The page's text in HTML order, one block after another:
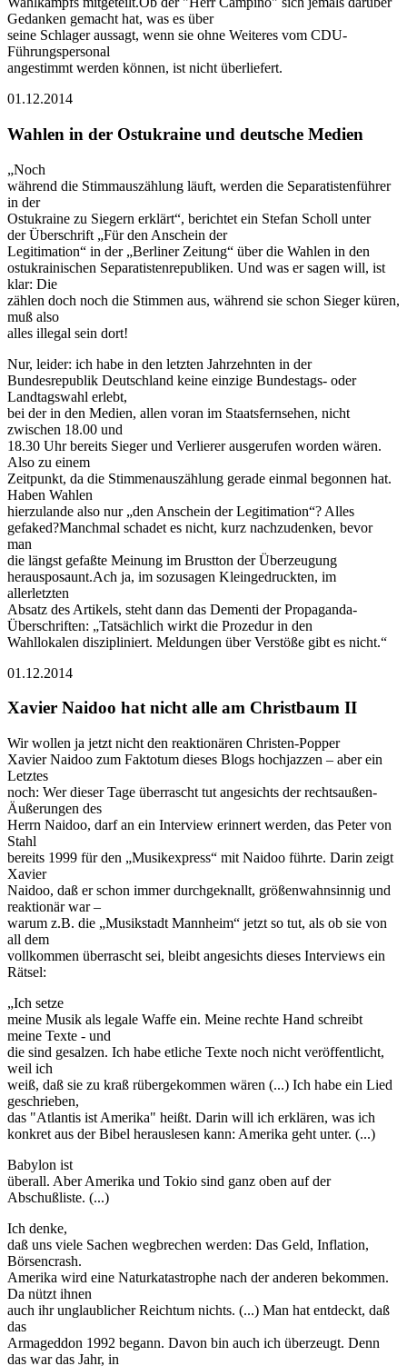
Gedanken gemacht hat, was es über
seine Schlager aussagt, wenn sie ohne Weiteres vom CDU-
Führungspersonal
angestimmt werden können, ist nicht überliefert.
01.12.2014
Wahlen in der Ostukraine und deutsche Medien
„Noch
während die Stimmauszählung läuft, werden die Separatistenführer
in der
Ostukraine zu Siegern erklärt“, berichtet ein Stefan Scholl unter
der Überschrift „Für den Anschein der
Legitimation“ in der „Berliner Zeitung“ über die Wahlen in den
ostukrainischen Separatistenrepubliken. Und was er sagen will, ist
klar: Die
zählen doch noch die Stimmen aus, während sie schon Sieger küren,
muß also
alles illegal sein dort!
Nur, leider: ich habe in den letzten Jahrzehnten in der
Bundesrepublik Deutschland keine einzige Bundestags- oder
Landtagswahl erlebt,
bei der in den Medien, allen voran im Staatsfernsehen, nicht
zwischen 18.00 und
18.30 Uhr bereits Sieger und Verlierer ausgerufen worden wären.
Also zu einem
Zeitpunkt, da die Stimmenauszählung gerade einmal begonnen hat.
Haben Wahlen
hierzulande also nur „den Anschein der Legitimation“? Alles
gefaked?Manchmal schadet es nicht, kurz nachzudenken, bevor
man
die längst gefaßte Meinung im Brustton der Überzeugung
herausposaunt.Ach ja, im sozusagen Kleingedruckten, im
allerletzten
Absatz des Artikels, steht dann das Dementi der Propaganda-
Überschriften: „Tatsächlich wirkt die Prozedur in den
Wahllokalen diszipliniert. Meldungen über Verstöße gibt es nicht.“
01.12.2014
Xavier Naidoo hat nicht alle am Christbaum II
Wir wollen ja jetzt nicht den reaktionären Christen-Popper
Xavier Naidoo zum Faktotum dieses Blogs hochjazzen – aber ein
Letztes
noch: Wer dieser Tage überrascht tut angesichts der rechtsaußen-
Äußerungen des
Herrn Naidoo, darf an ein Interview erinnert werden, das Peter von
Stahl
bereits 1999 für den „Musikexpress“ mit Naidoo führte. Darin zeigt
Xavier
Naidoo, daß er schon immer durchgeknallt, größenwahnsinnig und
reaktionär war –
warum z.B. die „Musikstadt Mannheim“ jetzt so tut, als ob sie von
all dem
vollkommen überrascht sei, bleibt angesichts dieses Interviews ein
Rätsel:
„Ich setze
meine Musik als legale Waffe ein. Meine rechte Hand schreibt
meine Texte - und
die sind gesalzen. Ich habe etliche Texte noch nicht veröffentlicht,
weil ich
weiß, daß sie zu kraß rübergekommen wären (...) Ich habe ein Lied
geschrieben,
das "Atlantis ist Amerika" heißt. Darin will ich erklären, was ich
konkret aus der Bibel herauslesen kann: Amerika geht unter. (...)
Babylon ist
überall. Aber Amerika und Tokio sind ganz oben auf der
Abschußliste. (...)
Ich denke,
daß uns viele Sachen wegbrechen werden: Das Geld, Inflation,
Börsencrash.
Amerika wird eine Naturkatastrophe nach der anderen bekommen.
Da nützt ihnen
auch ihr unglaublicher Reichtum nichts. (...) Man hat entdeckt, daß
das
Armageddon 1992 begann. Davon bin auch ich überzeugt. Denn
das war das Jahr, in